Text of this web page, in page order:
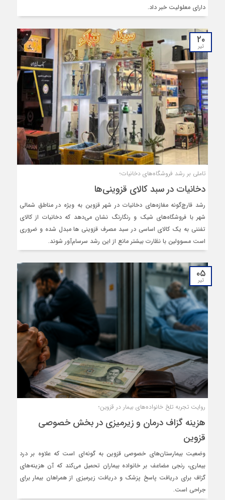
دارای معلولیت خبر داد.
۲۰
تیر
تاملی بر رشد فروشگاه‌های دخانیات؛
دخانیات در سبد کالای قزوینی‌ها
رشد قارچ‌گونه مغازه‌های دخانیات در شهر قزوین به ویژه در مناطق شمالی
شهر با فروشگاه‌های شیک و رنگارنگ نشان می‌دهد که دخانیات از کالای
تفننی به یک کالای اساسی در سبد مصرف قزوینی ها مبدل شده و ضروری
است مسوولین با نظارت بیشتر مانع از این رشد سرسام‌آور شوند.
۰۵
تیر
روایت تجربه تلخ خانواده‌های بیمار در قزوین؛
هزینه‌ گزاف درمان و زیرمیزی در بخش خصوصی
قزوین
وضعیت بیمارستان‌های خصوصی قزوین به گونه‌ای است که علاوه بر درد
بیماری، رنجی مضاعف بر خانواده بیماران تحمیل می‌کند که آن هزینه‌های
گزاف برای دریافت پاسخ پزشک و دریافت زیرمیزی از همراهان بیمار برای
جراحی است.